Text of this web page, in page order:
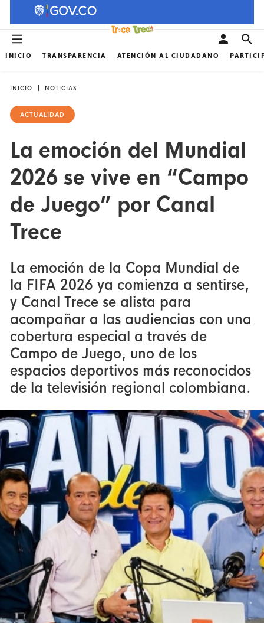
INICIO TRANSPARENCIA ATENCIÓN AL CIUDADANO
INICIO NOTICIAS
ACTUALIDAD
La emoción del Mundial
2026 se vive en “Campo
de Juego” por Canal
Trece
La emoción de la Copa Mundial de
la FIFA 2026 ya comienza a sentirse,
y Canal Trece se alista para
acompañar a las audiencias con una
cobertura especial a través de
Campo de Juego, uno de los
espacios deportivos más reconocidos
de la televisión regional colombiana.